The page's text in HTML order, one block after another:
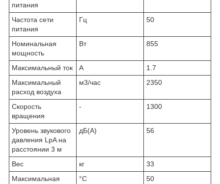
питания
Частота сети
питания
Гц 50
Номинальная
мощность
Вт 855
Максимальный ток A
1.7
Максимальный
расход воздуха
м3/час 2350
Скорость
вращения
- 1300
Уровень звукового
давления LpA на
расстоянии 3 м
дБ(А) 56
Вес кг
33
Максимальная
°С 50